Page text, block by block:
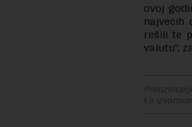
ovoj
najvećih
rešili te
valutu”,
ka